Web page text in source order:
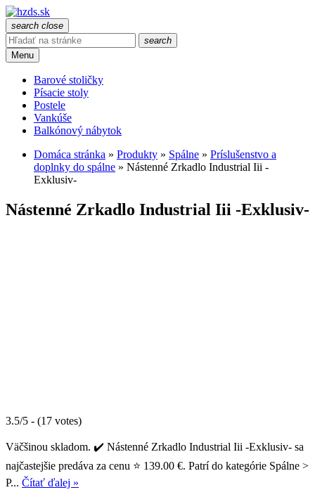
search close
search
Menu
Barové stoličky
Písacie stoly
Postele
Vankúše
Balkónový nábytok
Domáca stránka » Produkty » Spálne » Príslušenstvo a
doplnky do spálne » Nástenné Zrkadlo Industrial Iii -
Exklusiv-
Nástenné Zrkadlo Industrial Iii -Exklusiv-
3.5/5 - (17 votes)
Väčšinou skladom. ✔️ Nástenné Zrkadlo Industrial Iii -Exklusiv- sa
najčastejšie predáva za cenu ⭐ 139.00 €. Patrí do kategórie Spálne >
P... Čítať ďalej »